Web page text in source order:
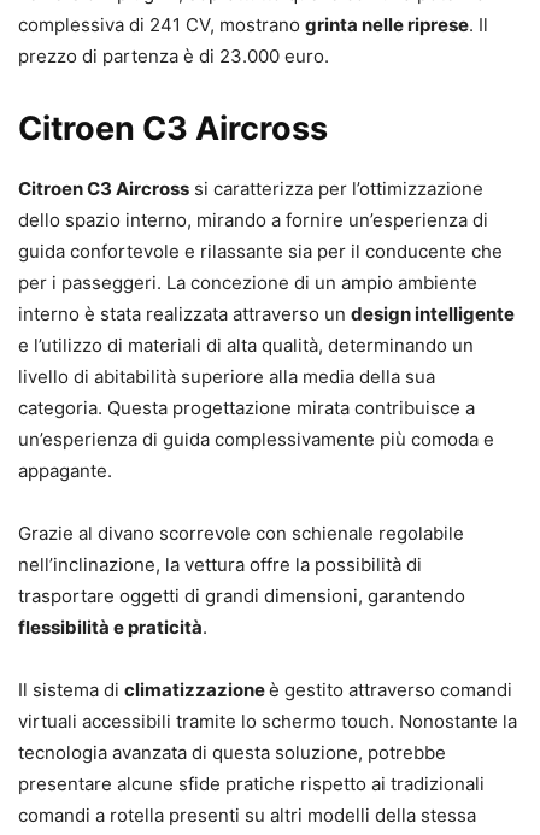
complessiva di 241 CV, mostrano grinta nelle riprese. Il
prezzo di partenza è di 23.000 euro.
Citroen C3 Aircross
Citroen C3 Aircross si caratterizza per l’ottimizzazione
dello spazio interno, mirando a fornire un’esperienza di
guida confortevole e rilassante sia per il conducente che
per i passeggeri. La concezione di un ampio ambiente
interno è stata realizzata attraverso un design intelligente
e l’utilizzo di materiali di alta qualità, determinando un
livello di abitabilità superiore alla media della sua
categoria. Questa progettazione mirata contribuisce a
un’esperienza di guida complessivamente più comoda e
appagante.
Grazie al divano scorrevole con schienale regolabile
nell’inclinazione, la vettura offre la possibilità di
trasportare oggetti di grandi dimensioni, garantendo
flessibilità e praticità.
Il sistema di climatizzazioneè gestito attraverso comandi
virtuali accessibili tramite lo schermo touch. Nonostante la
tecnologia avanzata di questa soluzione, potrebbe
presentare alcune sfide pratiche rispetto ai tradizionali
comandi a rotella presenti su altri modelli della stessa